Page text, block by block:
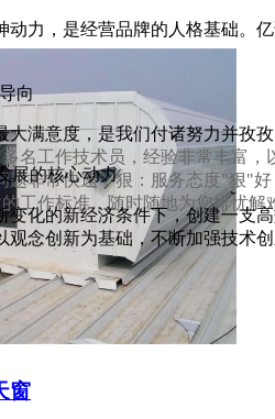
窗
名工作技术员，经验非常丰富，
题非常快速；狠：服务态度"狠"
工作标准，随时随地为您排忧解
动力，是经营品牌的人格基础。
向
满意度，是我们付诸努力并孜
展的核心动力
化的新经济条件下，创建一支
观念创新为基础，不断加强技术